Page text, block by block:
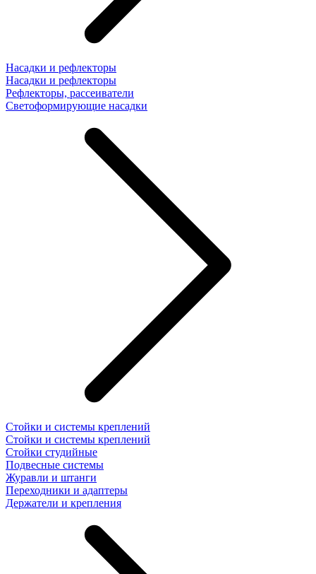
Насадки и рефлекторы
Насадки и рефлекторы
Рефлекторы, рассеиватели
Светоформирующие насадки
Стойки и системы креплений
Стойки и системы креплений
Стойки студийные
Подвесные системы
Журавли и штанги
Переходники и адаптеры
Держатели и крепления